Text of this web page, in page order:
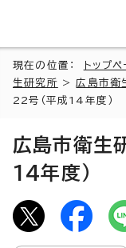
現在の位置： トップペ
生研究所 >広島市衛
22号（平成14年度）
広島市衛生
14年度）